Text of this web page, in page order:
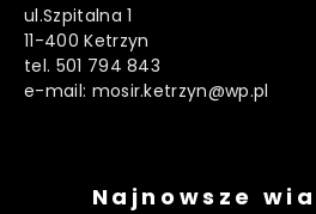
ul.Szpitalna 1
11-400 Ketrzyn
tel. 501 794 843
e-mail: mosir.ketrzyn@wp.pl
Najnowsze